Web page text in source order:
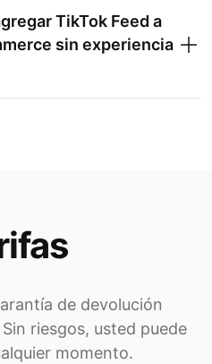
TikTok Feed a
sin experiencia
de devolución
riesgos, usted puede
momento.